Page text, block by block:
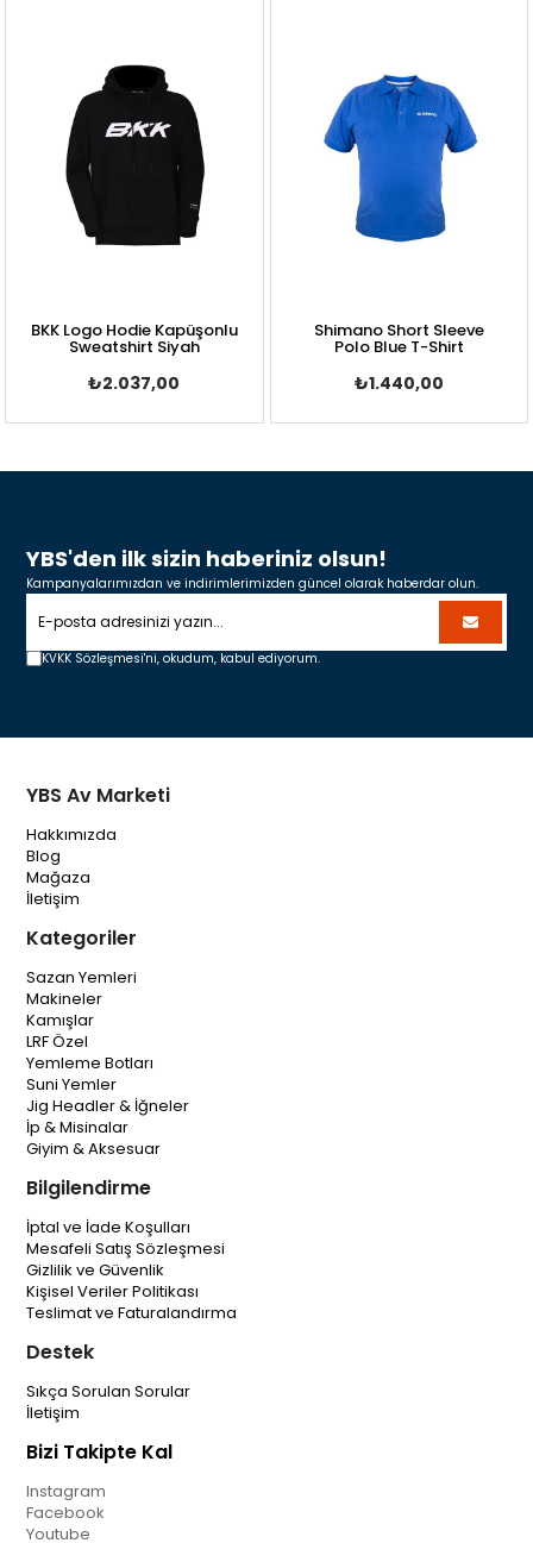
BKK Logo Hodie Kapüşonlu
Sweatshirt Siyah
₺2.037,00
Shimano Short Sleeve
Polo Blue T-Shirt
₺1.440,00
YBS'den ilk sizin haberiniz olsun!
Kampanyalarımızdan ve indirimlerimizden güncel olarak haberdar olun.
KVKK Sözleşmesi'ni, okudum, kabul ediyorum.
YBS Av Marketi
Hakkımızda
Blog
Mağaza
İletişim
Kategoriler
Sazan Yemleri
Makineler
Kamışlar
LRF Özel
Yemleme Botları
Suni Yemler
Jig Headler & İğneler
İp & Misinalar
Giyim & Aksesuar
Bilgilendirme
İptal ve İade Koşulları
Mesafeli Satış Sözleşmesi
Gizlilik ve Güvenlik
Kişisel Veriler Politikası
Teslimat ve Faturalandırma
Destek
Sıkça Sorulan Sorular
İletişim
Bizi Takipte Kal
Instagram
Facebook
Youtube